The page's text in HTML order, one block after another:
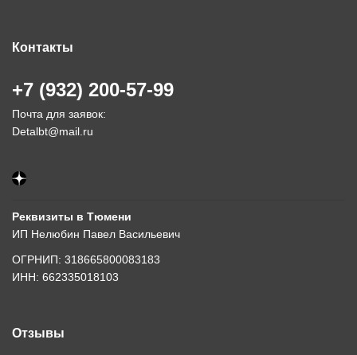
Контакты
+7 (932) 200-57-99
Почта для заявок:
Detalbt@mail.ru
Реквизиты в Тюмени
ИП Нелюбин Павел Васильевич
ОГРНИП: 318665800083183
ИНН: 662335018103
Отзывы